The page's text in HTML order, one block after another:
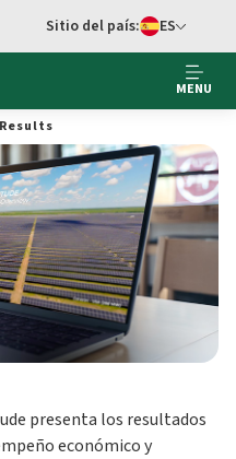
cambiar idioma
Sitio del país: ES
MENU
presenta los resultados
económico y